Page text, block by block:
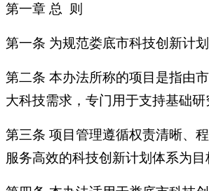
第一章 总 则
第一条 为规范娄底市科技创新计
第二条 本办法所称的项目是指由
大科技需求，专门用于支持基础
第三条 项目管理遵循权责清晰、
服务高效的科技创新计划体系为目